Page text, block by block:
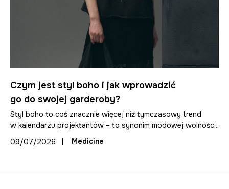
Czym jest styl boho i jak wprowadzić
go do swojej garderoby?
Styl boho to coś znacznie więcej niż tymczasowy trend
w kalendarzu projektantów – to synonim modowej wolnośc...
09/07/2026
| Medicine